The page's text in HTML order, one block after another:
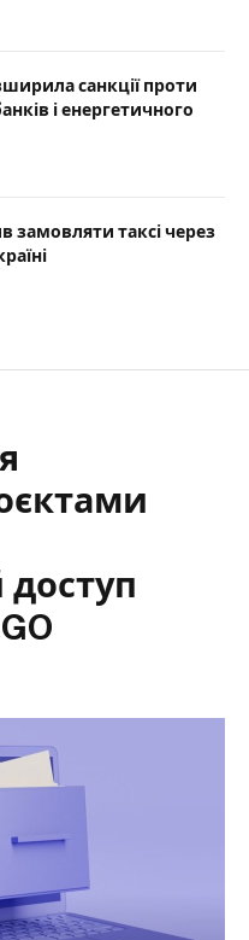
санкції проти
і енергетичного
замовляти таксі через